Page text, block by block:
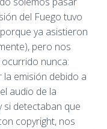
del Fuego tuvo
ya asistieron
pero nos
nunca:
emisión debido a
audio de la
si detectaban que
copyright, nos